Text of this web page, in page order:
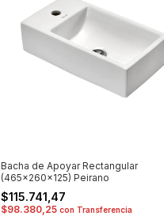
Bacha de Apoyar Rectangular
(465x260x125) Peirano
$115.741,47
$98.380,25 con Transferencia